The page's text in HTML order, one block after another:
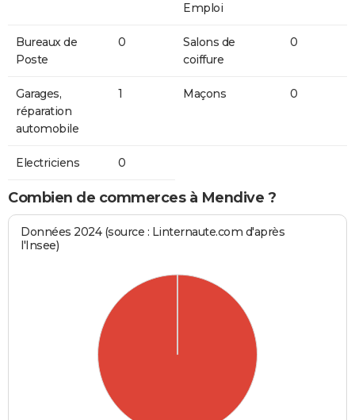
Emploi
Bureaux de
Poste
0
Salons de
coiffure
0
Garages,
réparation
automobile
1 Maçons 0
Electriciens 0
Combien de commerces à Mendive ?
Données 2024 (source : Linternaute.com d'après
l'Insee)